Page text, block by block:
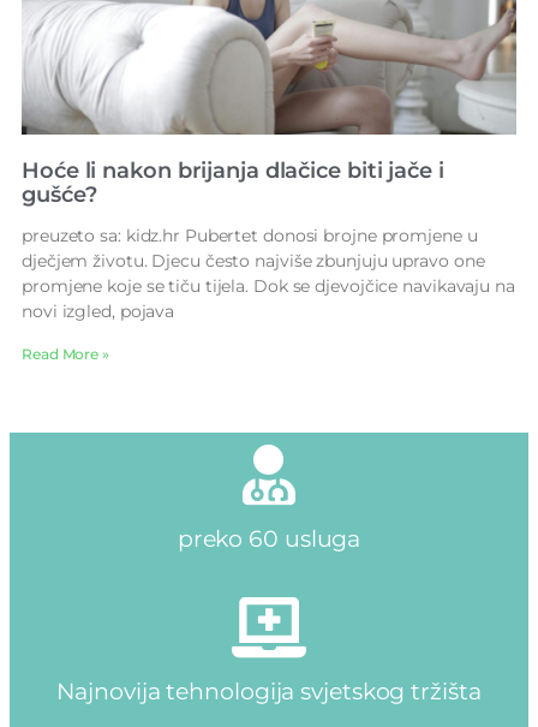
Hoće li nakon brijanja dlačice biti jače i
gušće?
preuzeto sa: kidz.hr Pubertet donosi brojne promjene u
dječjem životu. Djecu često najviše zbunjuju upravo one
promjene koje se tiču tijela. Dok se djevojčice navikavaju na
novi izgled, pojava
Read More »
Najnovija tehnologija svjetskog tržišta
preko 60 usluga